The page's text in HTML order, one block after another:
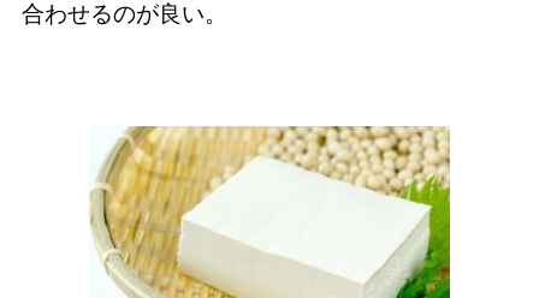
合わせるのが良い。